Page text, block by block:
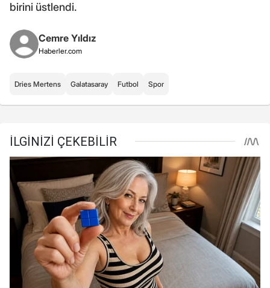
birini üstlendi.
Cemre Yıldız
Haberler.com
Dries Mertens Galatasaray Futbol Spor